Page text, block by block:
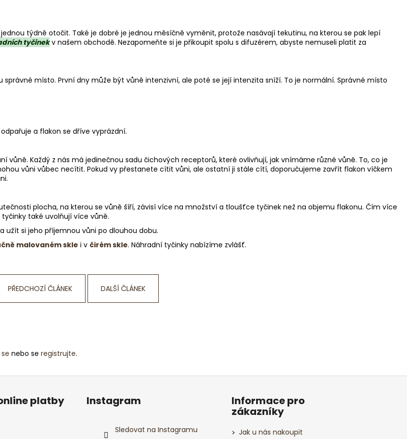
týdně otočit. Také je dobré je jednou měsíčně vyměnit, protože nasávají tekutinu, na kterou se pak lepí
tyčinekv našem obchodě. Nezapomeňte si je přikoupit spolu s difuzérem, abyste nemuseli platit za
místo. První dny může být vůně intenzivní, ale poté se její intenzita sníží. To je normální. Správné místo
a flakon se dříve vyprázdní.
Každý z nás má jedinečnou sadu čichových receptorů, které ovlivňují, jak vnímáme různé vůně. To, co je
vůni vůbec necítit. Pokud vy přestanete cítit vůni, ale ostatní ji stále cítí, doporučujeme zavřít flakon víčkem
plocha, na kterou se vůně šíří, závisí více na množství a tloušťce tyčinek než na objemu flakonu. Čím více
také uvolňují více vůně.
si jeho příjemnou vůni po dlouhou dobu.
malovaném skle i v čirém skle. Náhradní tyčinky nabízíme zvlášť.
PŘEDCHOZÍ ČLÁNEK DALŠÍ ČLÁNEK
nebo se registrujte.
platby Instagram
Sledovat na Instagramu
Informace pro
zákazníky
Jak u nás nakoupit